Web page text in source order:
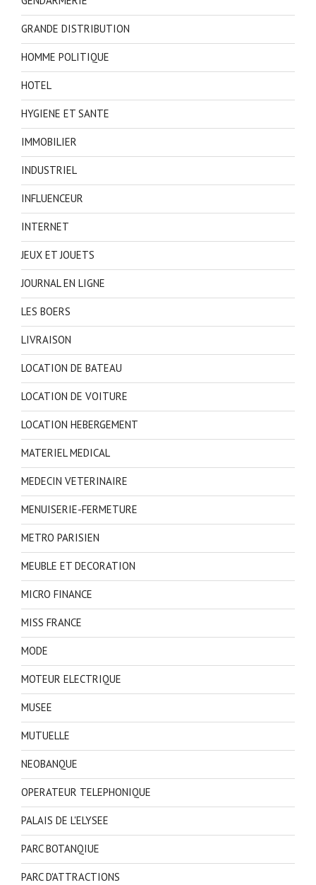
GRANDE DISTRIBUTION
HOMME POLITIQUE
HOTEL
HYGIENE ET SANTE
IMMOBILIER
INDUSTRIEL
INFLUENCEUR
INTERNET
JEUX ET JOUETS
JOURNAL EN LIGNE
LES BOERS
LIVRAISON
LOCATION DE BATEAU
LOCATION DE VOITURE
LOCATION HEBERGEMENT
MATERIEL MEDICAL
MEDECIN VETERINAIRE
MENUISERIE-FERMETURE
METRO PARISIEN
MEUBLE ET DECORATION
MICRO FINANCE
MISS FRANCE
MODE
MOTEUR ELECTRIQUE
MUSEE
MUTUELLE
NEOBANQUE
OPERATEUR TELEPHONIQUE
PALAIS DE L'ELYSEE
PARC BOTANQIUE
PARC D'ATTRACTIONS